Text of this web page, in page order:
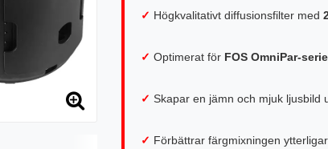
✓ Högkvalitativt diffusionsfilter med
✓ Optimerat för FOS OmniPar-
✓ Skapar en jämn och mjuk ljusbild
✓ Förbättrar färgmixningen